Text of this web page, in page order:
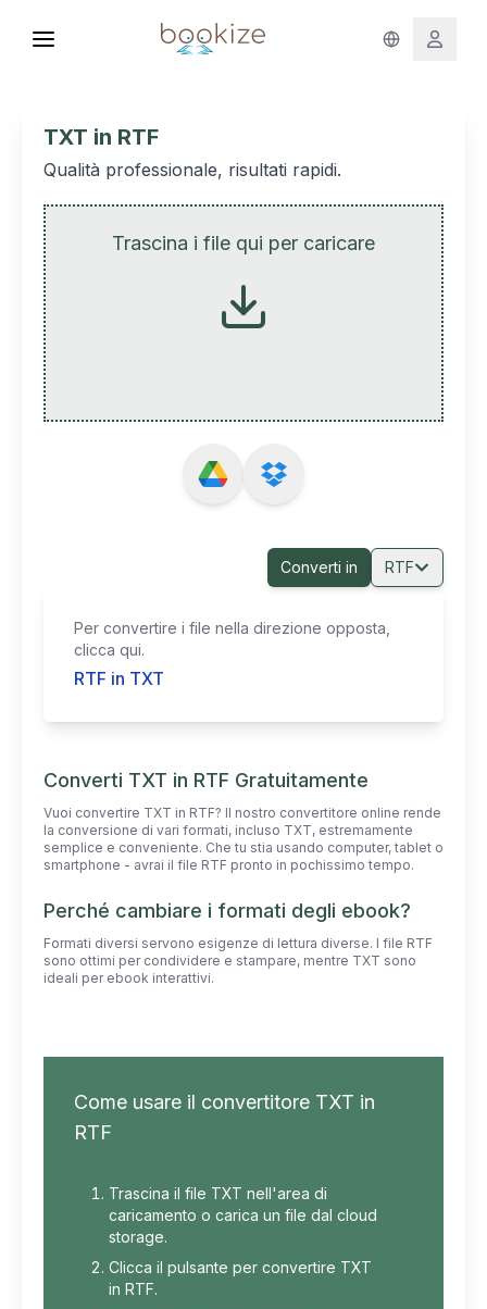
TXT in RTF
Qualità professionale, risultati rapidi.
Trascina i file qui per caricare
Converti in RTF
Per convertire i file nella direzione opposta,
clicca qui.
RTF in TXT
Converti TXT in RTF Gratuitamente
Vuoi convertire TXT in RTF? Il nostro convertitore online rende
la conversione di vari formati, incluso TXT, estremamente
semplice e conveniente. Che tu stia usando computer, tablet o
smartphone - avrai il file RTF pronto in pochissimo tempo.
Perché cambiare i formati degli ebook?
Formati diversi servono esigenze di lettura diverse. I file RTF
sono ottimi per condividere e stampare, mentre TXT sono
ideali per ebook interattivi.
Come usare il convertitore TXT in
RTF
Trascina il file TXT nell'area di
caricamento o carica un file dal cloud
storage.
Clicca il pulsante per convertire TXT
in RTF.